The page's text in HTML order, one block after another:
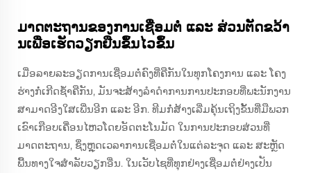
ມາດຕະຖານຂອງການເຊື່ອມຕໍ່ ແລະ ສ່ວນຕັດຂວ້າ
ນເພື່ອເຮັດວຽກຢືນຂຶ້ນໄວຂຶ້ນ
ເມື່ອລາຍລະອຽດການເຊື່ອມຕໍ່ຄົງທີ່ຄືກັນໃນທຸກໂຄງການ ແລະ ໂຄງ
ຮ່າງກໍ່ເກີດຊ້ຳຄືກັນ, ມັນຈະສ້າງລຳດຳການການປະກອບທີ່ພະນັກງານ
ສາມາດອີງໃສເພີ່ນອີກ ແລະ ອີກ. ທີມກໍ່ສ້າງເລີ່ມຄຸ້ນເຖິງຂັ້ນທີ່ມືພວກ
ເຂົາເກືອບເຄື່ອນໄຫວໂດຍອັດຕະໂນມັດ ໃນການປະກອບສ່ວນທີ່
ມາດຕະຖານ, ຊຶ່ງຫຼຸດເວລາການເຊື່ອມຕໍ່ໃນແຕ່ລະຈຸດ ແລະ ສະຫຼັດ
ພື້ນທາງໃຈສຳລັບວຽກອື່ນ. ໃນເວັບໄຊທີ່ທຸກຢ່າງເຊື່ອມຕໍ່ຢ່າງເປັນ